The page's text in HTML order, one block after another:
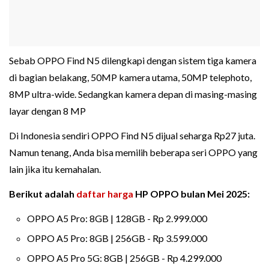
Sebab OPPO Find N5 dilengkapi dengan sistem tiga kamera
di bagian belakang, 50MP kamera utama, 50MP telephoto,
8MP ultra-wide. Sedangkan kamera depan di masing-masing
layar dengan 8 MP
Di Indonesia sendiri OPPO Find N5 dijual seharga Rp27 juta.
Namun tenang, Anda bisa memilih beberapa seri OPPO yang
lain jika itu kemahalan.
Berikut adalah daftar harga HP OPPO bulan Mei 2025:
OPPO A5 Pro: 8GB | 128GB - Rp 2.999.000
OPPO A5 Pro: 8GB | 256GB - Rp 3.599.000
OPPO A5 Pro 5G: 8GB | 256GB - Rp 4.299.000